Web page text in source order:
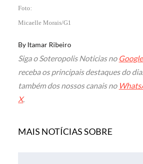
Foto:
Micaelle Morais/G1
By Itamar Ribeiro
Siga o Soteropolis Noticias no
receba os principais destaques do
também dos nossos canais no
X.
MAIS NOTÍCIAS SOBRE